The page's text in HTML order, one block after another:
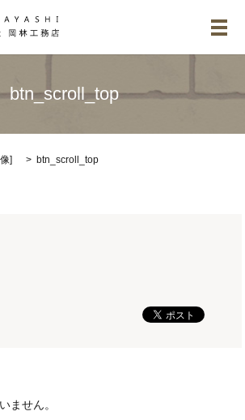
メ
btn_scroll_top
] btn_scroll_top
ません。